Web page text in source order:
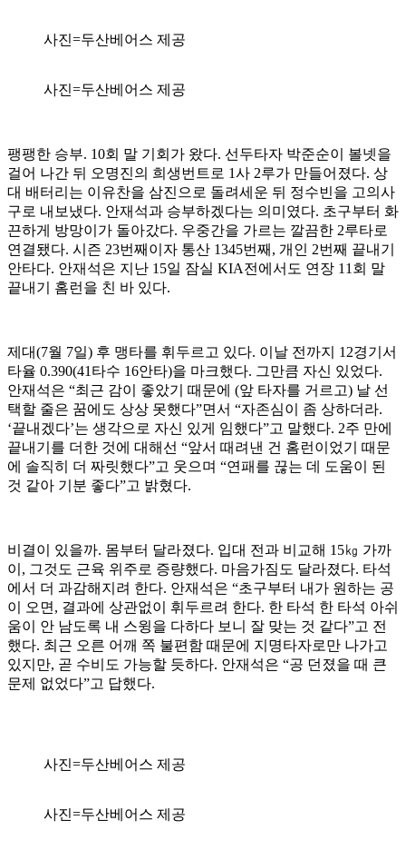
사진=두산베어스 제공
사진=두산베어스 제공
팽팽한 승부. 10회 말 기회가 왔다. 선두타자 박준순이 볼넷을
걸어 나간 뒤 오명진의 희생번트로 1사 2루가 만들어졌다. 상
대 배터리는 이유찬을 삼진으로 돌려세운 뒤 정수빈을 고의사
구로 내보냈다. 안재석과 승부하겠다는 의미였다. 초구부터 화
끈하게 방망이가 돌아갔다. 우중간을 가르는 깔끔한 2루타로
연결됐다. 시즌 23번째이자 통산 1345번째, 개인 2번째 끝내기
안타다. 안재석은 지난 15일 잠실 KIA전에서도 연장 11회 말
끝내기 홈런을 친 바 있다.
제대(7월 7일) 후 맹타를 휘두르고 있다. 이날 전까지 12경기서
타율 0.390(41타수 16안타)을 마크했다. 그만큼 자신 있었다.
안재석은 “최근 감이 좋았기 때문에 (앞 타자를 거르고) 날 선
택할 줄은 꿈에도 상상 못했다”면서 “자존심이 좀 상하더라.
‘끝내겠다’는 생각으로 자신 있게 임했다”고 말했다. 2주 만에
끝내기를 더한 것에 대해선 “앞서 때려낸 건 홈런이었기 때문
에 솔직히 더 짜릿했다”고 웃으며 “연패를 끊는 데 도움이 된
것 같아 기분 좋다”고 밝혔다.
비결이 있을까. 몸부터 달라졌다. 입대 전과 비교해 15㎏ 가까
이, 그것도 근육 위주로 증량했다. 마음가짐도 달라졌다. 타석
에서 더 과감해지려 한다. 안재석은 “초구부터 내가 원하는 공
이 오면, 결과에 상관없이 휘두르려 한다. 한 타석 한 타석 아쉬
움이 안 남도록 내 스윙을 다하다 보니 잘 맞는 것 같다”고 전
했다. 최근 오른 어깨 쪽 불편함 때문에 지명타자로만 나가고
있지만, 곧 수비도 가능할 듯하다. 안재석은 “공 던졌을 때 큰
문제 없었다”고 답했다.
사진=두산베어스 제공
사진=두산베어스 제공